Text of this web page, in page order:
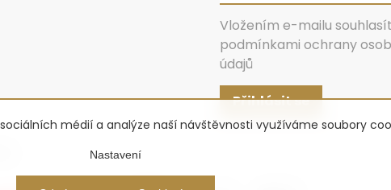
médií a analýze naší návštěvnosti využíváme soubory
Nastavení
Vložením e-mailu
podmínkami ochrany
údajů
Přihlásit se